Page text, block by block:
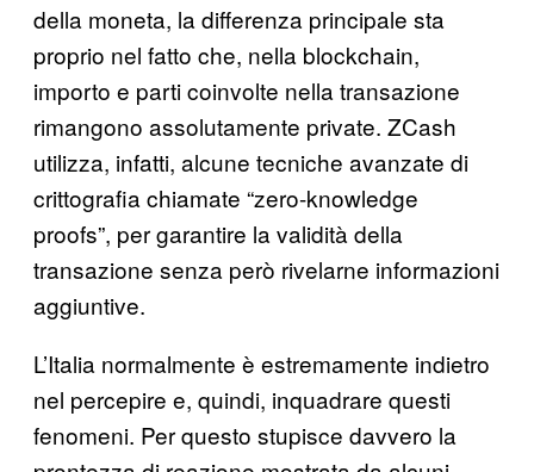
della moneta, la differenza principale sta
proprio nel fatto che, nella blockchain,
importo e parti coinvolte nella transazione
rimangono assolutamente private. ZCash
utilizza, infatti, alcune tecniche avanzate di
crittografia chiamate “zero-knowledge
proofs”, per garantire la validità della
transazione senza però rivelarne informazioni
aggiuntive.
L’Italia normalmente è estremamente indietro
nel percepire e, quindi, inquadrare questi
fenomeni. Per questo stupisce davvero la